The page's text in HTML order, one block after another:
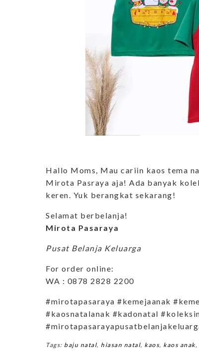
Hallo Moms, Mau cariin kaos tema
Mirota Pasraya aja! Ada banyak
keren. Yuk berangkat sekarang!
Selamat berbelanja!
Mirota Pasaraya
Pusat Belanja Keluarga
For order online:
WA : 0878 2828 2200
#mirotapasaraya #kemejaanak
#kaosnatalanak #kadonatal
Tags: baju natal, hiasan natal, kaos, kaos anak,